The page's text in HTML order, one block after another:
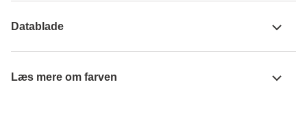
Datablade
Læs mere om farven